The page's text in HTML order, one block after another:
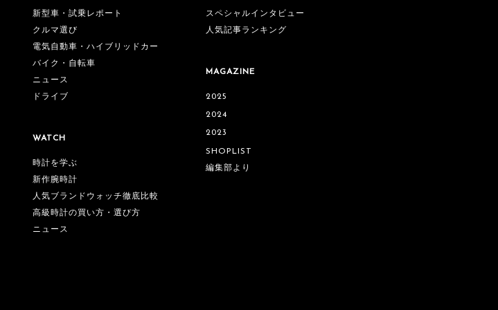
新型車・試乗レポート
クルマ選び
電気自動車・ハイブリッドカー
バイク・自転車
ニュース
ドライブ
WATCH
時計を学ぶ
新作腕時計
人気ブランドウォッチ徹底比較
高級時計の買い方・選び方
ニュース
スペシャルインタビュー
人気記事ランキング
MAGAZINE
2025
2024
2023
SHOPLIST
編集部より